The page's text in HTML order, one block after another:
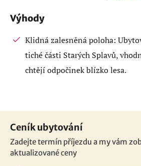
Výhody
Klidná zalesněná poloha:
tiché části Starých Splavů,
chtějí odpočinek blízko lesa.
Ceník ubytování
Zadejte termín příjezdu a my vám
aktualizované ceny